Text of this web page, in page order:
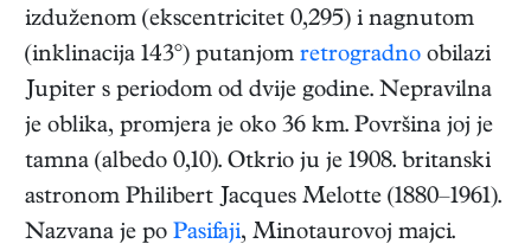
izduženom (ekscentricitet 0,295) i nagnutom
(inklinacija 143°) putanjom retrogradno obilazi
Jupiter s periodom od dvije godine. Nepravilna
je oblika, promjera je oko 36 km. Površina joj je
tamna (albedo 0,10). Otkrio ju je 1908. britanski
astronom Philibert Jacques Melotte (1880–1961).
Nazvana je po Pasifaji, Minotaurovoj majci.